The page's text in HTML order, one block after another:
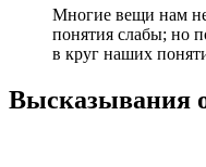
Многие вещи нам
понятия слабы; но
в круг наших
Высказывания